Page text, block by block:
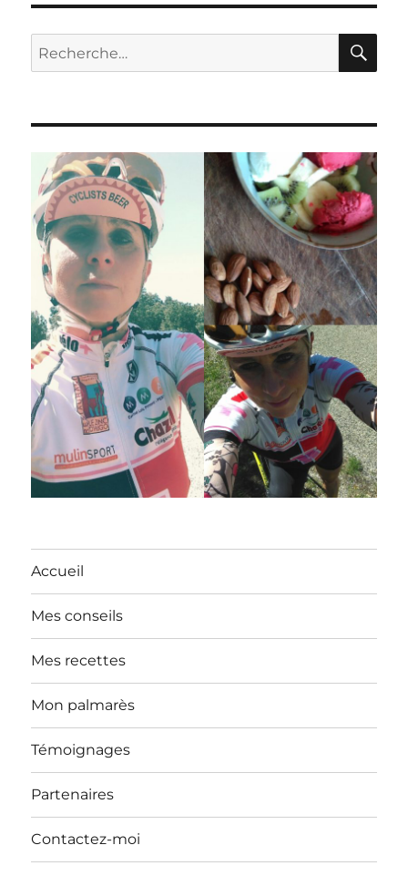
Recherche
pour :
Accueil
Mes conseils
Mes recettes
Mon palmarès
Témoignages
Partenaires
Contactez-moi